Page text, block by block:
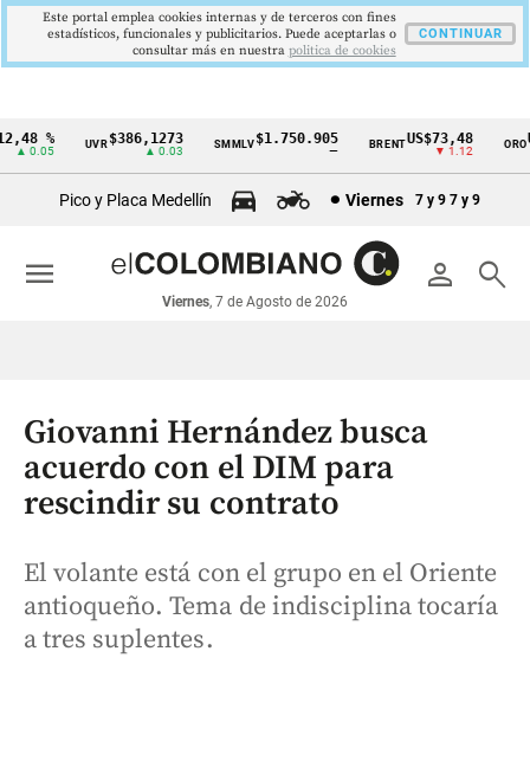
Cintillo
económicos
Colombia
%
0.05
UVR$386,1273
▲ 0.03
SMMLV$1.750.905 BRENTUS$73,48
▼ 1.12
ORO
Pico y Placa Medellín Viernes 7 y 9 7 y 9
person search
Viernes, 7 de Agosto de 2026
menu
Giovanni Hernández busca
acuerdo con el DIM para
rescindir su contrato
El volante está con el grupo en el Oriente
antioqueño. Tema de indisciplina tocaría
a tres suplentes.
Este portal emplea cookies internas y de terceros con fines
estadísticos, funcionales y publicitarios. Puede aceptarlas o
consultar más en nuestra politica de cookies
CONTINUAR